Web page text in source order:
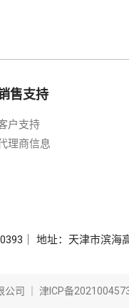
售支持
户支持
理商信息
｜ 地址：天津市滨海
司 ｜ 津ICP备